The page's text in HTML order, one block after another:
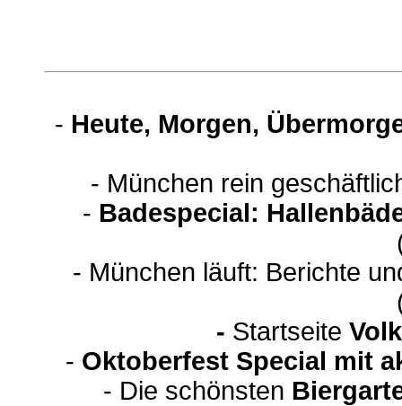
- Heute, Morgen,
- München rein
- Badespecial:
- München läuft: Berichte
- Startseite
- Oktoberfest Special mit
- Die schönsten